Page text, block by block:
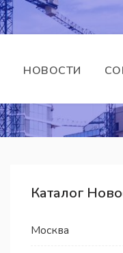
НОВОСТИ
Каталог
Москва